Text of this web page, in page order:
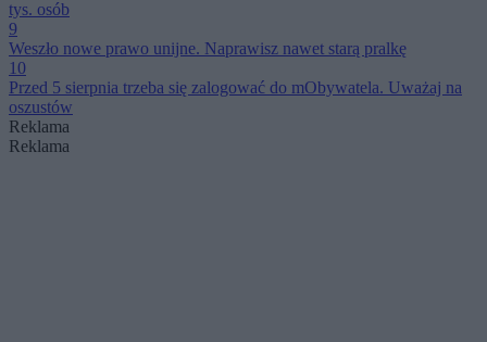
tys. osób
9
Weszło nowe prawo unijne. Naprawisz nawet starą pralkę
10
Przed 5 sierpnia trzeba się zalogować do mObywatela. Uważaj na
oszustów
Reklama
Reklama